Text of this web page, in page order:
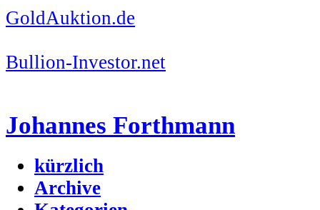
GoldAuktion.de
Bullion-Investor.net
Johannes Forthmann
kürzlich
Archive